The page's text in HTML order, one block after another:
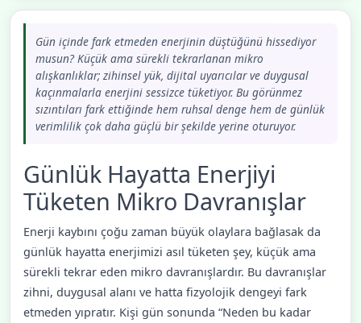
Gün içinde fark etmeden enerjinin düştüğünü hissediyor
musun? Küçük ama sürekli tekrarlanan mikro
alışkanlıklar; zihinsel yük, dijital uyarıcılar ve duygusal
kaçınmalarla enerjini sessizce tüketiyor. Bu görünmez
sızıntıları fark ettiğinde hem ruhsal denge hem de günlük
verimlilik çok daha güçlü bir şekilde yerine oturuyor.
Günlük Hayatta Enerjiyi
Tüketen Mikro Davranışlar
Enerji kaybını çoğu zaman büyük olaylara bağlasak da
günlük hayatta enerjimizi asıl tüketen şey, küçük ama
sürekli tekrar eden mikro davranışlardır. Bu davranışlar
zihni, duygusal alanı ve hatta fizyolojik dengeyi fark
etmeden yıpratır. Kişi gün sonunda “Neden bu kadar